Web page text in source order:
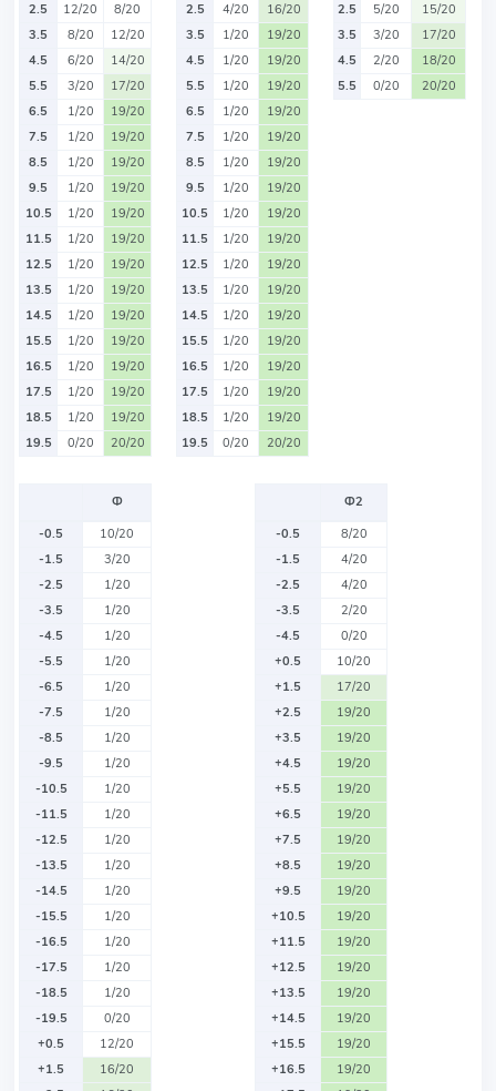
2.5
12/20
8/20
3.5
8/20
12/20
4.5
6/20
14/20
5.5
3/20
17/20
6.5
1/20
19/20
7.5
1/20
19/20
8.5
1/20
19/20
9.5
1/20
19/20
10.5
1/20
19/20
11.5
1/20
19/20
12.5
1/20
19/20
13.5
1/20
19/20
14.5
1/20
19/20
15.5
1/20
19/20
16.5
1/20
19/20
17.5
1/20
19/20
18.5
1/20
19/20
19.5
0/20 20/20
2.5
4/20
16/20
3.5
1/20
19/20
4.5
1/20
19/20
5.5
1/20
19/20
6.5
1/20
19/20
7.5
1/20
19/20
8.5
1/20
19/20
9.5
1/20
19/20
10.5
1/20
19/20
11.5
1/20
19/20
12.5
1/20
19/20
13.5
1/20
19/20
14.5
1/20
19/20
15.5
1/20
19/20
16.5
1/20
19/20
17.5
1/20
19/20
18.5
1/20
19/20
19.5
0/20 20/20
2.5
5/20
15/20
3.5
3/20
17/20
4.5
2/20
18/20
5.5
0/20 20/20
Ф
-0.5
10/20
-1.5
3/20
-2.5
1/20
-3.5
1/20
-4.5
1/20
-5.5
1/20
-6.5
1/20
-7.5
1/20
-8.5
1/20
-9.5
1/20
-10.5
1/20
-11.5
1/20
-12.5
1/20
-13.5
1/20
-14.5
1/20
-15.5
1/20
-16.5
1/20
-17.5
1/20
-18.5
1/20
-19.5
0/20
+0.5
12/20
+1.5
16/20
Ф2
-0.5
8/20
-1.5
4/20
-2.5
4/20
-3.5
2/20
-4.5
0/20
+0.5
10/20
+1.5
17/20
+2.5
19/20
+3.5
19/20
+4.5
19/20
+5.5
19/20
+6.5
19/20
+7.5
19/20
+8.5
19/20
+9.5
19/20
+10.5
19/20
+11.5
19/20
+12.5
19/20
+13.5
19/20
+14.5
19/20
+15.5
19/20
+16.5
19/20